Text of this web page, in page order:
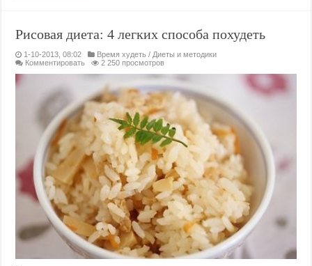
Рисовая диета: 4 легких способа похудеть
1-10-2013, 08:02 Время худеть / Диеты и методики
Комментировать
2 250 просмотров